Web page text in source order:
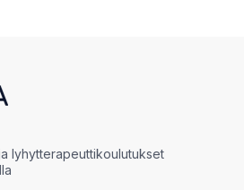
lyhytterapeuttikoulutukset